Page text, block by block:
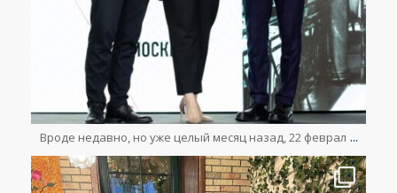
Мар 23
Вроде недавно, но уже целый месяц назад, 22 феврал ...
lesclefsdorrussia